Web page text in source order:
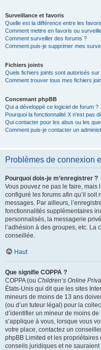
Surveillance et favoris
Quelle est la différence entre les
Comment mettre en favoris ou
Comment surveiller des forums ?
Comment puis-je supprimer mes
Fichiers joints
Quels fichiers joints sont autorisés sur
Comment trouver tous mes fichiers
Concernant phpBB
Qui a développé ce logiciel de forum ?
Pourquoi la fonctionnalité X n’est pas
Qui contacter pour les abus ou les
Comment puis-je contacter un
Problèmes de connexion
Pourquoi dois-je m’enregistrer ?
Vous pouvez ne pas le faire, mais
configuré les forums afin qu’il soit
messages. Par ailleurs,
fonctionnalités supplémentaires
personnalisés, la messagerie
l’adhésion à des groupes, etc. La
conseillée.
Haut
Que signifie COPPA ?
COPPA (ou Children’s Online
États-Unis qui dit que les sites
mineurs de moins de 13 ans
(ou d’un tuteur légal) pour la
d’identifier un mineur de moins
s’applique à vous, lorsque vous
votre place, contactez un
phpBB Limited et les
conseils juridiques et ne